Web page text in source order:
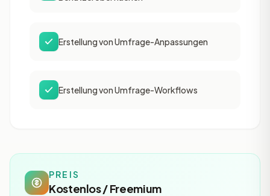
Erstellung von Umfrage-Anpassungen
Erstellung von Umfrage-Workflows
PREIS
Kostenlos / Freemium